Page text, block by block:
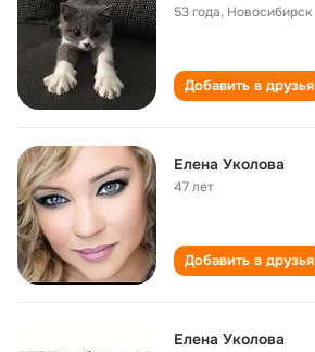
53 года, Новосибирск
Добавить в друзья
Елена Уколова
47 лет
Добавить в друзья
Елена Уколова